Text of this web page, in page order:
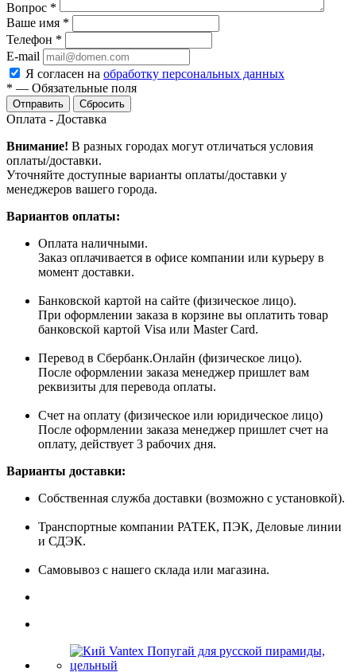
Вопрос *
Ваше имя *
Телефон *
E-mail
Я согласен на обработку персональных данных
* — Обязательные поля
Сбросить
Оплата - Доставка
Внимание! В разных городах могут отличаться условия
оплаты/доставки.
Уточняйте доступные варианты оплаты/доставки у
менеджеров вашего города.
Вариантов оплаты:
Оплата наличными.
Заказ оплачивается в офисе компании или курьеру в
момент доставки.
Банковской картой на сайте (физическое лицо).
При оформлении заказа в корзине вы оплатить товар
банковской картой Visa или Master Card.
Перевод в Сбербанк.Онлайн (физическое лицо).
После оформлении заказа менеджер пришлет вам
реквизиты для перевода оплаты.
Счет на оплату (физическое или юридическое лицо)
После оформлении заказа менеджер пришлет счет на
оплату, действует 3 рабочих дня.
Варианты доставки:
Собственная служба доставки (возможно с установкой).
Транспортные компании РАТЕК, ПЭК, Деловые линии
и СДЭК.
Самовывоз с нашего склада или магазина.